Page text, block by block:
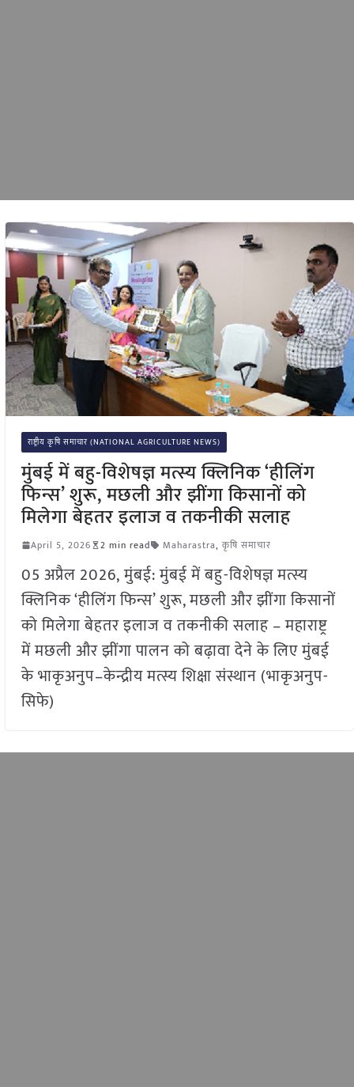
राष्ट्रीय कृषि समाचार (NATIONAL AGRICULTURE NEWS)
मुंबई में बहु-विशेषज्ञ मत्स्य क्लिनिक ‘हीलिंग
फिन्स’ शुरू, मछली और झींगा किसानों को
मिलेगा बेहतर इलाज व तकनीकी सलाह
April 5, 2026 2 min read Maharastra, कृषि समाचार
05 अप्रैल 2026, मुंबई: मुंबई में बहु-विशेषज्ञ मत्स्य
क्लिनिक ‘हीलिंग फिन्स’ शुरू, मछली और झींगा किसानों
को मिलेगा बेहतर इलाज व तकनीकी सलाह – महाराष्ट्र
में मछली और झींगा पालन को बढ़ावा देने के लिए मुंबई
के भाकृअनुप–केन्द्रीय मत्स्य शिक्षा संस्थान (भाकृअनुप-
सिफे)